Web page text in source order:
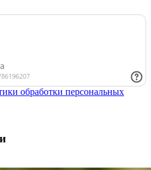
обработки персональных